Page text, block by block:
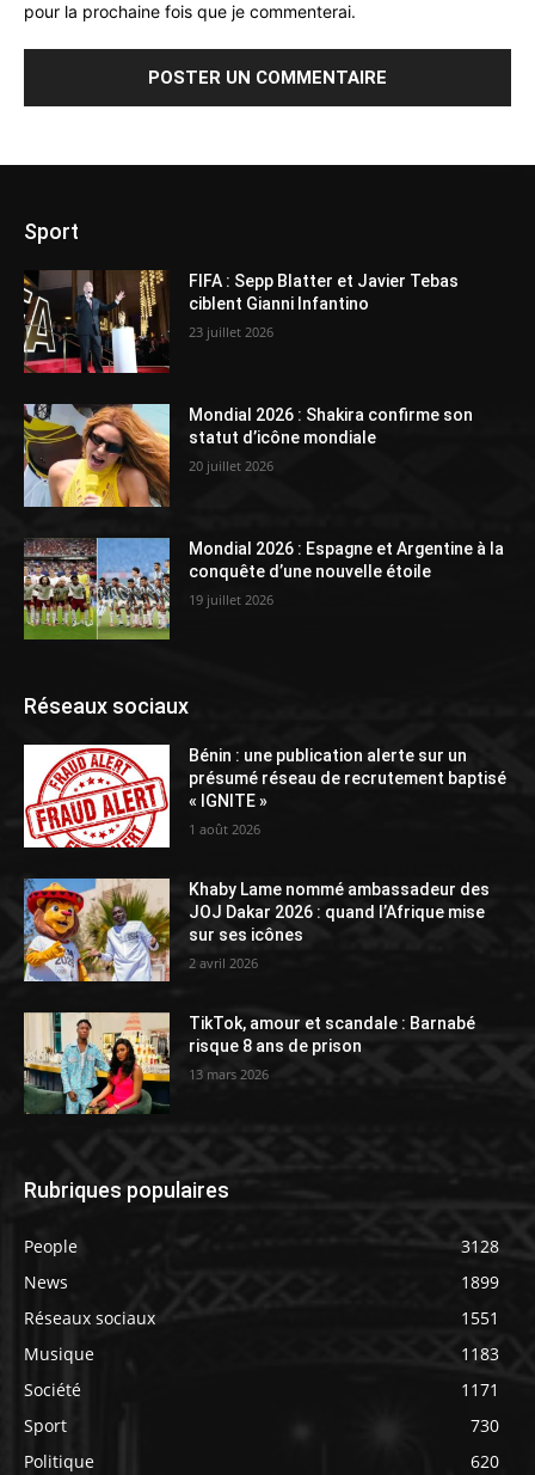
pour la prochaine fois que je commenterai.
Sport
FIFA : Sepp Blatter et Javier Tebas
ciblent Gianni Infantino
23 juillet 2026
Mondial 2026 : Shakira confirme son
statut d’icône mondiale
20 juillet 2026
Mondial 2026 : Espagne et Argentine à la
conquête d’une nouvelle étoile
19 juillet 2026
Réseaux sociaux
Bénin : une publication alerte sur un
présumé réseau de recrutement baptisé
« IGNITE »
1 août 2026
Khaby Lame nommé ambassadeur des
JOJ Dakar 2026 : quand l’Afrique mise
sur ses icônes
2 avril 2026
TikTok, amour et scandale : Barnabé
risque 8 ans de prison
13 mars 2026
Rubriques populaires
People
3128
News
1899
Réseaux sociaux
1551
Musique
1183
Société
1171
Sport
730
Politique
620